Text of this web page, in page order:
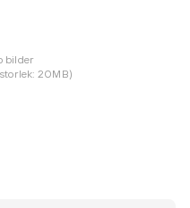
bilder
20MB)